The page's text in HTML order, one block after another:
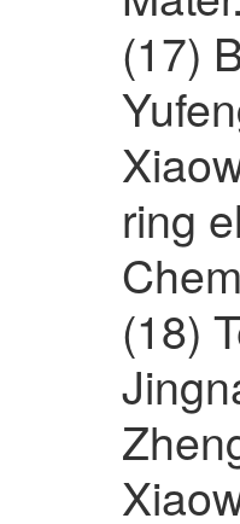
(17)
ring
(18)